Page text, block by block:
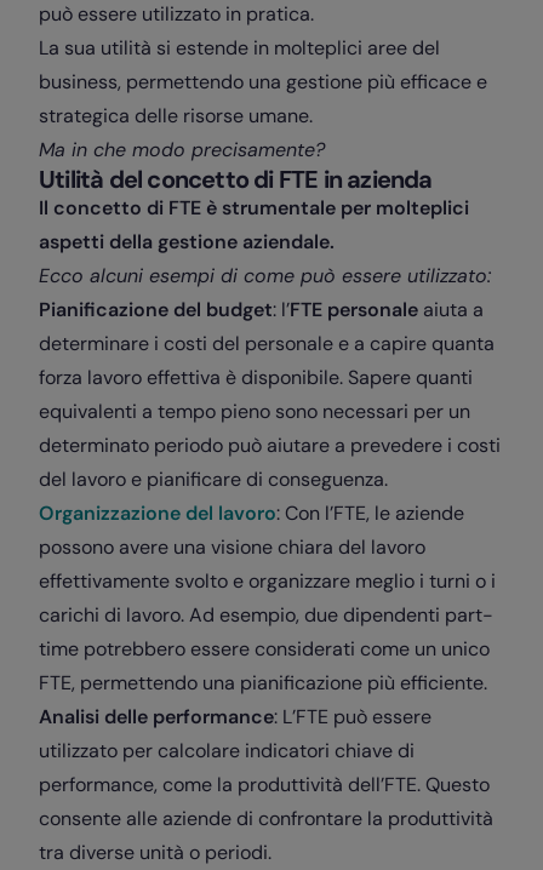
può essere utilizzato in pratica.
La sua utilità si estende in molteplici aree del
business, permettendo una gestione più efficace e
strategica delle risorse umane.
Ma in che modo precisamente?
Utilità del concetto di FTE in azienda
Il concetto di FTE è strumentale per molteplici
aspetti della gestione aziendale.
Ecco alcuni esempi di come può essere utilizzato:
Pianificazione del budget: l’FTE personale aiuta a
determinare i costi del personale e a capire quanta
forza lavoro effettiva è disponibile. Sapere quanti
equivalenti a tempo pieno sono necessari per un
determinato periodo può aiutare a prevedere i costi
del lavoro e pianificare di conseguenza.
Organizzazione del lavoro: Con l’FTE, le aziende
possono avere una visione chiara del lavoro
effettivamente svolto e organizzare meglio i turni o i
carichi di lavoro. Ad esempio, due dipendenti part-
time potrebbero essere considerati come un unico
FTE, permettendo una pianificazione più efficiente.
Analisi delle performance: L’FTE può essere
utilizzato per calcolare indicatori chiave di
performance, come la produttività dell’FTE. Questo
consente alle aziende di confrontare la produttività
tra diverse unità o periodi.